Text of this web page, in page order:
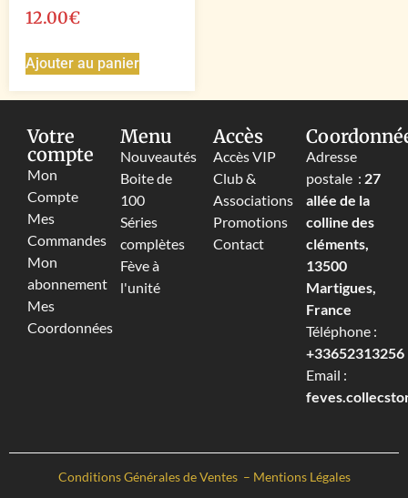
12.00€
Ajouter au panier
Votre
compte
Mon
Compte
Mes
Commandes
Mon
abonnement
Mes
Coordonnées
Menu
Nouveautés
Boite de
100
Séries
complètes
Fève à
l'unité
Accès
Accès VIP
Club &
Associations
Promotions
Contact
Adresse
postale : 27
allée de la
colline des
cléments,
13500
Martigues,
France
Téléphone :
+33652313256‬
Email :
Conditions Générales de Ventes – Mentions Légales